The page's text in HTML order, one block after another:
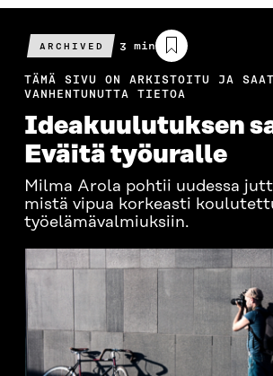
ARCHIVED
Arvioitu
lukuaika
3 min
TÄMÄ SIVU ON ARKISTOITU JA
VANHENTUNUTTA TIETOA
Ideakuulutuksen
Eväitä työuralle
Milma Arola pohtii uudessa
mistä vipua korkeasti
työelämävalmiuksiin.